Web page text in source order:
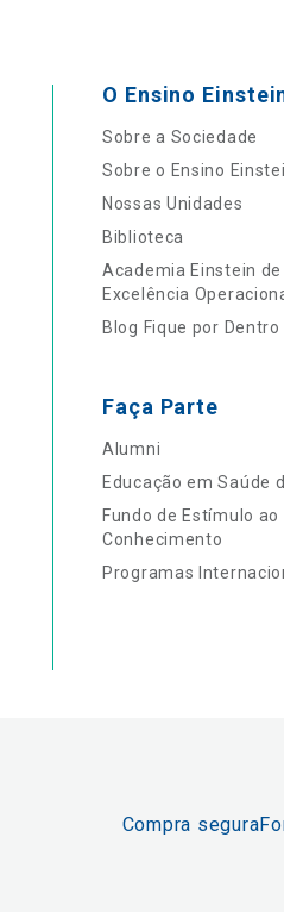
O Ensino
Sobre a Sociedade
Sobre o Ensino
Nossas Unidades
Biblioteca
Academia Einstein de
Excelência
Blog Fique por Dentro
Faça Parte
Alumni
Educação em Saúde
Fundo de Estímulo ao
Conhecimento
Programas
Compra segura